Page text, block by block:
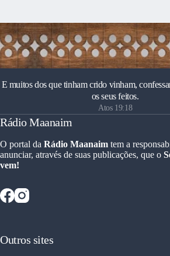
E muitos dos que tinham crido vinham,
os seus feitos.
Atos 19:18
Rádio Maanaim
O portal da Rádio Maanaim tem a
anunciar, através de suas publicações, que o
vem!
Outros sites